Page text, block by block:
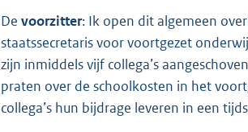
De voorzitter: Ik open dit algemeen
staatssecretaris voor voortgezet
zijn inmiddels vijf collega’s
praten over de schoolkosten in het
collega’s hun bijdrage leveren in een